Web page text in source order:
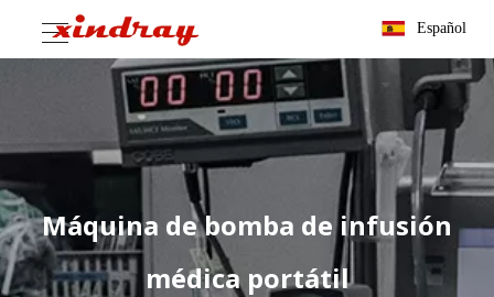
Español
Máquina de bomba de infusión
médica portátil